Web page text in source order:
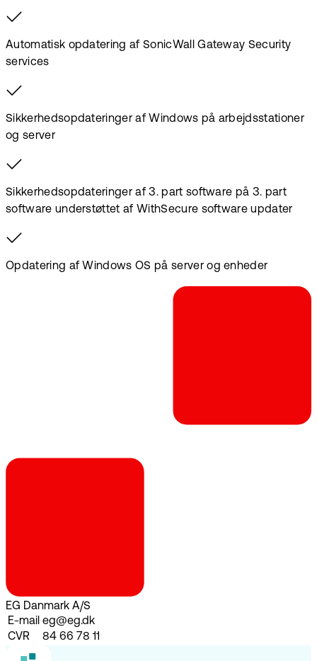
Automatisk opdatering af SonicWall Gateway Security
services
Sikkerhedsopdateringer af Windows på arbejdsstationer
og server
Sikkerhedsopdateringer af 3. part software på 3. part
software understøttet af WithSecure software updater
Opdatering af Windows OS på server og enheder
EG Danmark A/S
E-mail eg@eg.dk
CVR
84 66 78 11